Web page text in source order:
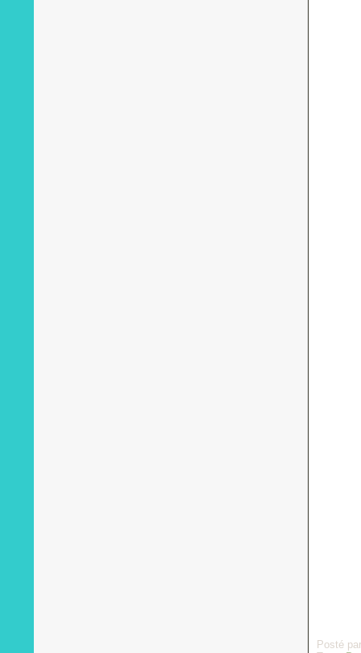
Posté